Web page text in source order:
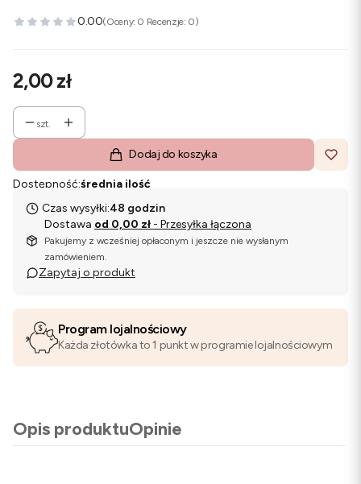
0.00(Oceny: 0 Recenzje: 0)
Cena
2,00 zł
szt.
Dodaj do koszyka
Dostępność:średnia ilość
Czas wysyłki:48 godzin
Dostawa od 0,00 zł - Przesyłka łączona
Pakujemy z wcześniej opłaconym i jeszcze nie wysłanym
zamówieniem.
Zapytaj o produkt
Program lojalnościowy
Każda złotówka to 1 punkt w programie lojalnościowym
Opis produktuOpinie